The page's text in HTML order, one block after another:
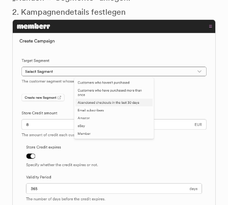
2. Kampagnendetails festlegen